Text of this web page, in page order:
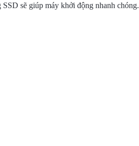
sẽ giúp máy khởi động nhanh chóng.